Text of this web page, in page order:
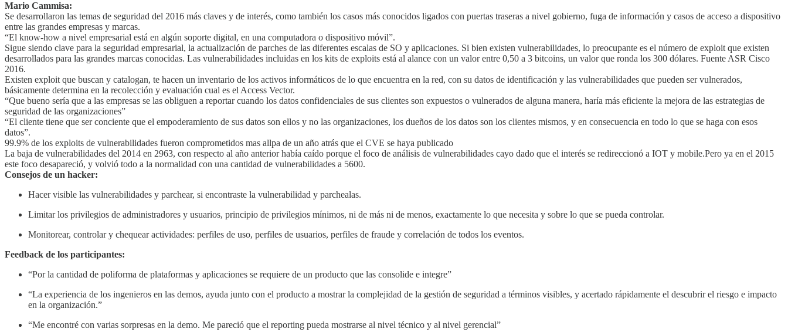
Mario Cammisa:
Se desarrollaron las temas de seguridad del 2016 más claves y de interés, como también los casos más conocidos ligados con puertas traseras a nivel gobierno, fuga de información y casos de acceso a dispositivo
entre las grandes empresas y marcas.
“El know-how a nivel empresarial está en algún soporte digital, en una computadora o dispositivo móvil”.
Sigue siendo clave para la seguridad empresarial, la actualización de parches de las diferentes escalas de SO y aplicaciones. Si bien existen vulnerabilidades, lo preocupante es el número de exploit que existen
desarrollados para las grandes marcas conocidas. Las vulnerabilidades incluidas en los kits de exploits está al alance con un valor entre 0,50 a 3 bitcoins, un valor que ronda los 300 dólares. Fuente ASR Cisco
2016.
Existen exploit que buscan y catalogan, te hacen un inventario de los activos informáticos de lo que encuentra en la red, con su datos de identificación y las vulnerabilidades que pueden ser vulnerados,
básicamente determina en la recolección y evaluación cual es el Access Vector.
“Que bueno sería que a las empresas se las obliguen a reportar cuando los datos confidenciales de sus clientes son expuestos o vulnerados de alguna manera, haría más eficiente la mejora de las estrategias de
seguridad de las organizaciones”
“El cliente tiene que ser conciente que el empoderamiento de sus datos son ellos y no las organizaciones, los dueños de los datos son los clientes mismos, y en consecuencia en todo lo que se haga con esos
datos”.
99.9% de los exploits de vulnerabilidades fueron comprometidos mas allpa de un año atrás que el CVE se haya publicado
La baja de vulnerabilidades del 2014 en 2963, con respecto al año anterior había caído porque el foco de análisis de vulnerabilidades cayo dado que el interés se redireccionó a IOT y mobile.Pero ya en el 2015
este foco desapareció, y volvió todo a la normalidad con una cantidad de vulnerabilidades a 5600.
Consejos de un hacker:
Hacer visible las vulnerabilidades y parchear, si encontraste la vulnerabilidad y parchealas.
Limitar los privilegios de administradores y usuarios, principio de privilegios mínimos, ni de más ni de menos, exactamente lo que necesita y sobre lo que se pueda controlar.
Monitorear, controlar y chequear actividades: perfiles de uso, perfiles de usuarios, perfiles de fraude y correlación de todos los eventos.
Feedback de los participantes:
“Por la cantidad de poliforma de plataformas y aplicaciones se requiere de un producto que las consolide e integre”
“La experiencia de los ingenieros en las demos, ayuda junto con el producto a mostrar la complejidad de la gestión de seguridad a términos visibles, y acertado rápidamente el descubrir el riesgo e impacto
en la organización.”
“Me encontré con varias sorpresas en la demo. Me pareció que el reporting pueda mostrarse al nivel técnico y al nivel gerencial”